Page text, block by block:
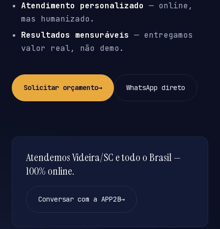
Atendimento personalizado — online,
mas humanizado.
Resultados mensuráveis — entregamos
valor real, não demo.
Solicitar orçamento→ WhatsApp direto
Atendemos Videira/SC e todo o Brasil —
100% online.
Conversar com a APP2B→